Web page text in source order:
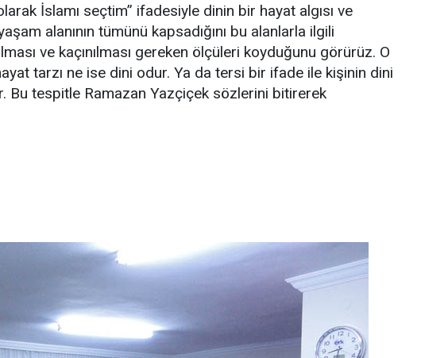
İslamı seçtim” ifadesiyle dinin bir hayat algısı ve
alanının tümünü kapsadığını bu alanlarla ilgili
ve kaçınılması gereken ölçüleri koyduğunu görürüz. O
tarzı ne ise dini odur. Ya da tersi bir ifade ile kişinin dini
Bu tespitle Ramazan Yazçiçek sözlerini bitirerek